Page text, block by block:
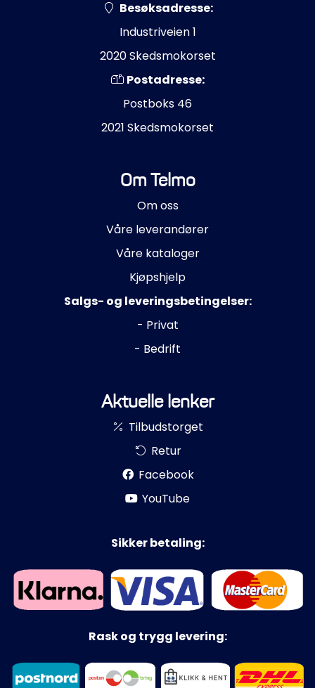
Besøksadresse:
Industriveien 1
2020 Skedsmokorset
Postadresse:
Postboks 46
2021 Skedsmokorset
Om Telmo
Om oss
Våre leverandører
Våre kataloger
Kjøpshjelp
Salgs- og leveringsbetingelser:
- Privat
- Bedrift
Aktuelle lenker
Tilbudstorget
Retur
Facebook
YouTube
Sikker betaling:
Rask og trygg levering: